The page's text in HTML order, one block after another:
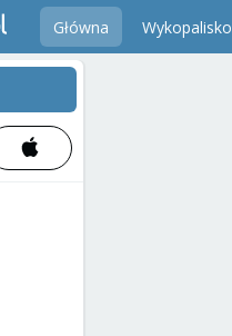
Główna Wykopalisko